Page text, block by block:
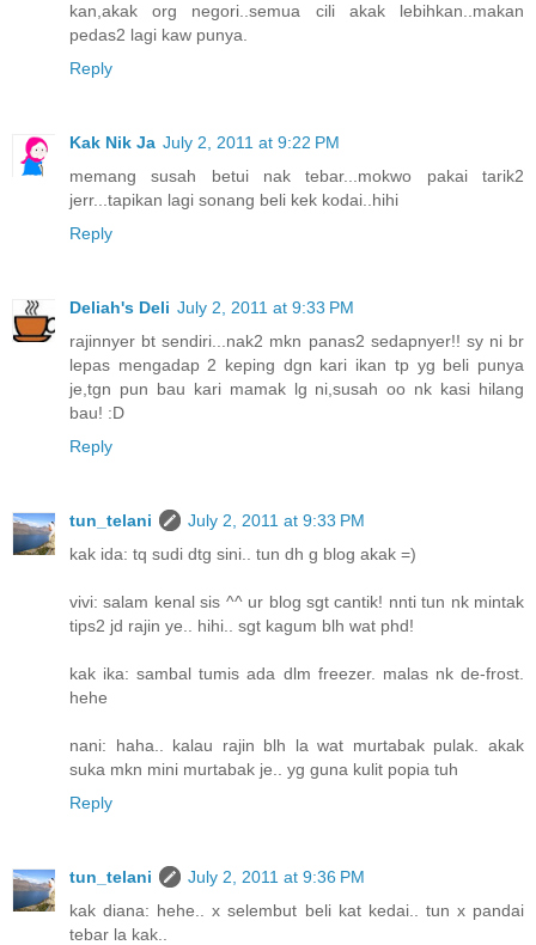
kan,akak org negori..semua cili akak lebihkan..makan
pedas2 lagi kaw punya.
Reply
Kak Nik Ja July 2, 2011 at 9:22 PM
memang susah betui nak tebar...mokwo pakai tarik2
jerr...tapikan lagi sonang beli kek kodai..hihi
Reply
Deliah's Deli July 2, 2011 at 9:33 PM
rajinnyer bt sendiri...nak2 mkn panas2 sedapnyer!! sy ni br
lepas mengadap 2 keping dgn kari ikan tp yg beli punya
je,tgn pun bau kari mamak lg ni,susah oo nk kasi hilang
bau! :D
Reply
tun_telani
July 2, 2011 at 9:33 PM
kak ida: tq sudi dtg sini.. tun dh g blog akak =)
vivi: salam kenal sis ^^ ur blog sgt cantik! nnti tun nk mintak
tips2 jd rajin ye.. hihi.. sgt kagum blh wat phd!
kak ika: sambal tumis ada dlm freezer. malas nk de-frost.
hehe
nani: haha.. kalau rajin blh la wat murtabak pulak. akak
suka mkn mini murtabak je.. yg guna kulit popia tuh
Reply
tun_telani
July 2, 2011 at 9:36 PM
kak diana: hehe.. x selembut beli kat kedai.. tun x pandai
tebar la kak..